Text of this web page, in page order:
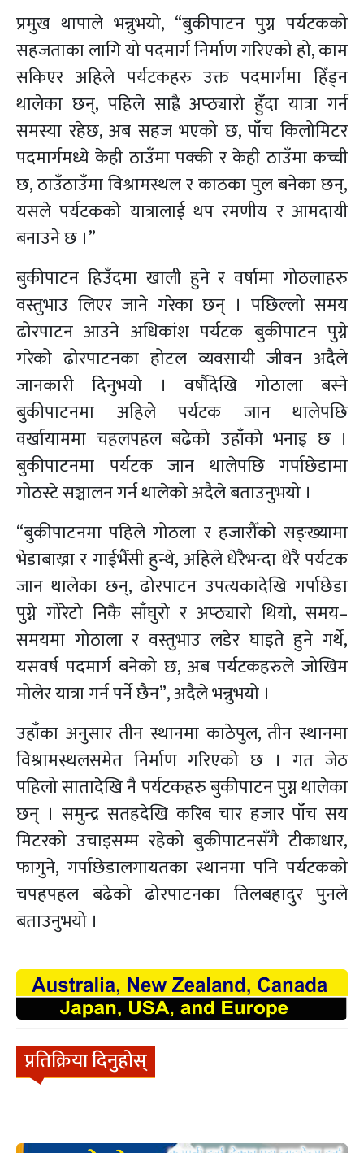
प्रमुख थापाले भन्नुभयो, “बुकीपाटन पुग्न पर्यटकको
सहजताका लागि यो पदमार्ग निर्माण गरिएको हो, काम
सकिएर अहिले पर्यटकहरु उक्त पदमार्गमा हिँड्न
थालेका छन्, पहिले साह्रै अप्ठ्यारो हुँदा यात्रा गर्न
समस्या रहेछ, अब सहज भएको छ, पाँच किलोमिटर
पदमार्गमध्ये केही ठाउँमा पक्की र केही ठाउँमा कच्ची
छ, ठाउँठाउँमा विश्रामस्थल र काठका पुल बनेका छन्,
यसले पर्यटकको यात्रालाई थप रमणीय र आमदायी
बनाउने छ ।”
बुकीपाटन हिउँदमा खाली हुने र वर्षामा गोठलाहरु
वस्तुभाउ लिएर जाने गरेका छन् । पछिल्लो समय
ढोरपाटन आउने अधिकांश पर्यटक बुकीपाटन पुग्ने
गरेको ढोरपाटनका होटल व्यवसायी जीवन अदैले
जानकारी दिनुभयो । वर्षौदेखि गोठाला बस्ने
बुकीपाटनमा अहिले पर्यटक जान थालेपछि
वर्खायाममा चहलपहल बढेको उहाँको भनाइ छ ।
बुकीपाटनमा पर्यटक जान थालेपछि गर्पाछेडामा
गोठस्टे सञ्चालन गर्न थालेको अदैले बताउनुभयो ।
“बुकीपाटनमा पहिले गोठला र हजारौँको सङ्ख्यामा
भेडाबाख्रा र गाईभैँसी हुन्थे, अहिले धेरैभन्दा धेरै पर्यटक
जान थालेका छन्, ढोरपाटन उपत्यकादेखि गर्पाछेडा
पुग्ने गोरेटो निकै साँघुरो र अप्ठ्यारो थियो, समय–
समयमा गोठाला र वस्तुभाउ लडेर घाइते हुने गर्थे,
यसवर्ष पदमार्ग बनेको छ, अब पर्यटकहरुले जोखिम
मोलेर यात्रा गर्न पर्ने छैन”, अदैले भन्नुभयो ।
उहाँका अनुसार तीन स्थानमा काठेपुल, तीन स्थानमा
विश्रामस्थलसमेत निर्माण गरिएको छ । गत जेठ
पहिलो सातादेखि नै पर्यटकहरु बुकीपाटन पुग्न थालेका
छन् । समुन्द्र सतहदेखि करिब चार हजार पाँच सय
मिटरको उचाइसम्म रहेको बुकीपाटनसँगै टीकाधार,
फागुने, गर्पाछेडालगायतका स्थानमा पनि पर्यटकको
चपहपहल बढेको ढोरपाटनका तिलबहादुर पुनले
बताउनुभयो ।
प्रतिक्रिया दिनुहोस्